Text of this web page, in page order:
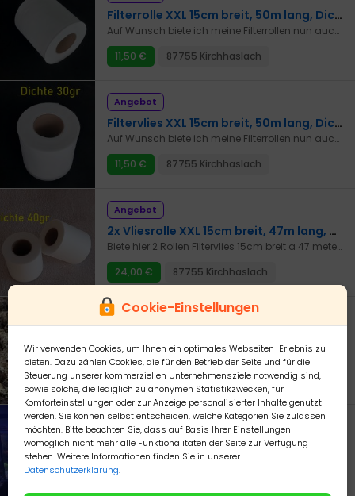
Cookie-Einstellungen
Wir verwenden Cookies, um Ihnen ein optimales Webseiten-Erlebnis zu
bieten. Dazu zählen Cookies, die für den Betrieb der Seite und für die
Steuerung unserer kommerziellen Unternehmensziele notwendig sind,
sowie solche, die lediglich zu anonymen Statistikzwecken, für
Komforteinstellungen oder zur Anzeige personalisierter Inhalte genutzt
werden. Sie können selbst entscheiden, welche Kategorien Sie zulassen
möchten. Bitte beachten Sie, dass auf Basis Ihrer Einstellungen
womöglich nicht mehr alle Funktionalitäten der Seite zur Verfügung
stehen. Weitere Informationen finden Sie in unserer
Datenschutzerklärung.
Filterrolle XXL 15cm breit, 50m lang, Dichte 30gr für ClariseaSK5000 und MarineClean MC5000
Auf Wunsch biete ich meine Filterrollen nun auch in 30gr./m² an. Dieses hochwertige Vlies ist von der Filterleistung besser als so manches 40gr. Biete hier 1 Rolle Filtervlies 15cm breit a 50 meter lang an, passend für ClariSea SK5000 oder MarineClean MC5000 und weiteren . Innendurchmesser der Hülse: 70 mm Aussendurchmesser der Rolle ca130mm Für Süß und Seewasser geeignet. Dichte : 30 gr./m² geprägtes Vlies deutscher Herstellung, frei von schädlichen Bindemitteln für glasklares Wasser. Die Gründe für ein 30 gr./m² sind vielseitig. - Für manche haben sich die 40gr Vliese zu schnell zugesetzt. Dazu muss man aber sagen, das genau zeichnet ein gutes Vlies aus, daß es viel Schmutz aus dem Wasser aufsammelt. - Die 40gr Vliese nehmen zuviel aus dem Wasser, somit kann es teilweise zu Funktionsstörungen beim nachgeschalteten Abschäumer geben. - Für die Korallen eventuell wichtige Mikroben werden ausgefiltert. Wer aber nach wie vor das 40 gr./m² Vlies oder andere Mengen möchte, dem biete ich dieses in anderen Angeboten an.
11,50 €
87755 Kirchhaslach
Angebot
Filtervlies XXL 15cm breit, 50m lang, Dichte 30gr für ClariseaSK5000 und MarineClean MC5000
Auf Wunsch biete ich meine Filterrollen nun auch in 30gr./m² an. Dieses hochwertige Vlies ist von der Filterleistung besser als so manches 40gr. Biete hier 1 Rolle Filtervlies 15cm breit a 50 meter lang an, passend für ClariSea SK5000 oder MarineClean MC5000 und weiteren . Innendurchmesser der Hülse: 70 mm Aussendurchmesser der Rolle ca130mm Für Süß und Seewasser geeignet. Dichte : 30 gr./m² geprägtes Vlies deutscher Herstellung, frei von schädlichen Bindemitteln für glasklares Wasser. Die Gründe für ein 30 gr./m² sind vielseitig. - Für manche haben sich die 40gr Vliese zu schnell zugesetzt. Dazu muss man aber sagen, das genau zeichnet ein gutes Vlies aus, daß es viel Schmutz aus dem Wasser aufsammelt. - Die 40gr Vliese nehmen zuviel aus dem Wasser, somit kann es teilweise zu Funktionsstörungen beim nachgeschalteten Abschäumer geben. - Für die Korallen eventuell wichtige Mikroben werden ausgefiltert. Wer aber nach wie vor das 40 gr./m² Vlies oder andere Mengen möchte, dem biete ich dieses in anderen Angeboten an.
11,50 €
87755 Kirchhaslach
Angebot
2x Vliesrolle XXL 15cm breit, 47m lang, Dichte 40gr für Clarisea SK5000 und MarineClean MC5000
Biete hier 2 Rollen Filtervlies 15cm breit a 47 meter lang an, passend für ClariSea SK5000 oder MarineClean MC5000 und weiteren . Innendurchmesser der Hülse: 70 mm Aussendurchmesser der Rolle ca140mm Für Süß und Seewasser geeignet. Dichte : 40 gr./m² geprägtes Vlies deutscher Herstellung, frei von schädlichen Bindemitteln für glasklares Wasser. Mindestens 95m für den Preis und dieser Qualität sind unschlagbar . Achtung bei vielen Rollen der Konkurrenz sind nur 30m drauf ! Die Rollen sind mit einer Durchzugssicherung ausgestattet, die verhindert das sich das Vliesende zu weit in den Bandfilter zieht. AKTION: Bei Kauf von mindestens 6 Rollen leg ich eine Gratisrolle von einem anderen Rohlings Lieferanten mit dazu, möchte lediglich ein Feedback dazu haben. Versandkosten bis 10 Rollen gleich, bei Interresse einfach anfragen . Andere Mengen und andere Dichte biete ich in anderen Angeboten an.
24,00 €
87755 Kirchhaslach
Angebot
5 kg leb.Steine bewachsen mit Rotalgen
50,00 €
35279 Neustadt Hessen
Angebot
Giesemann Aurora V12